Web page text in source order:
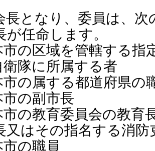
となり、委員は、次
が任命します。
の区域を管轄する指
隊に所属する者
の属する都道府県の
の副市長
の教育委員会の教育
又はその指名する消防
の職員